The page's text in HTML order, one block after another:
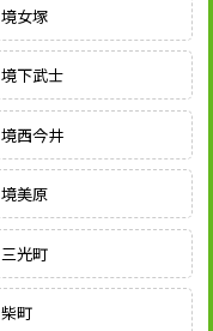
境女塚
境下武士
境西今井
境美原
三光町
柴町